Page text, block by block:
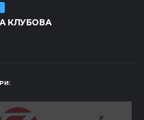
КЛУБОВА